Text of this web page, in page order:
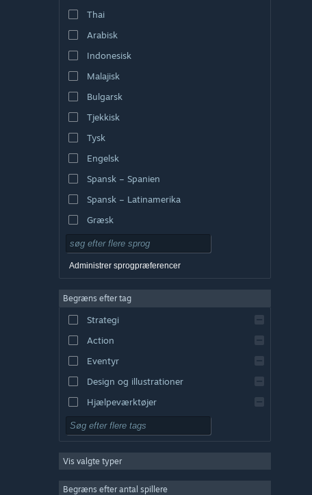
Thai
Arabisk
Indonesisk
Malajisk
Bulgarsk
Tjekkisk
Tysk
Engelsk
Spansk – Spanien
Spansk – Latinamerika
Græsk
Administrer sprogpræferencer
Begræns efter tag
Strategi
Action
Eventyr
Design og illustrationer
Hjælpeværktøjer
Gratis at spille
Massiv multiplayer
Indie
Vis valgte typer
Begræns efter antal spillere